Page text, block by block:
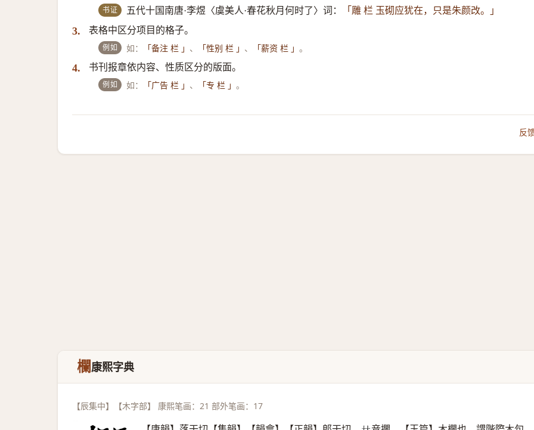
书证 五代十国南唐·李煜〈虞美人·春花秋月何时了〉词： 「雕 栏 玉砌应犹在，只是朱颜改。」
3. 表格中区分项目的格子。
例如 如： 「备注 栏 」 、 「性别 栏 」 、 「薪资 栏 」。
4. 书刊报章依内容、性质区分的版面。
例如 如： 「广告 栏 」 、 「专 栏 」。
反
欄康熙字典
【辰集中】【木字部】 康熙笔画：21 部外笔画：17